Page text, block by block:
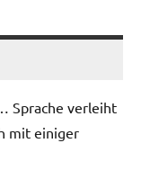
Sprache verleiht
mit einiger